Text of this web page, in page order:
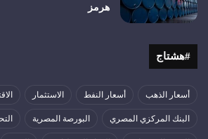
هرمز
#هشتاج
أسعار الذهب أسعار النفط الاستثمار
البنك المركزي المصري البورصة المصرية